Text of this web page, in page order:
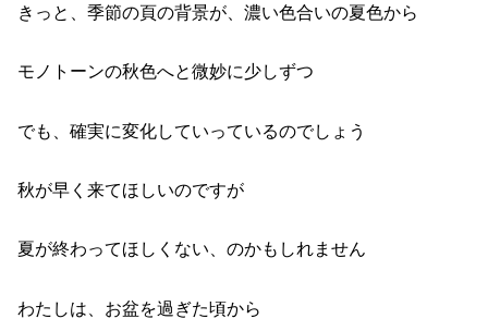
きっと、季節の頁の背景が、濃い色合いの夏色から
モノトーンの秋色へと微妙に少しずつ
でも、確実に変化していっているのでしょう
秋が早く来てほしいのですが
夏が終わってほしくない、のかもしれません
わたしは、お盆を過ぎた頃から